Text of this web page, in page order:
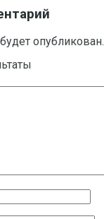
опубликован.